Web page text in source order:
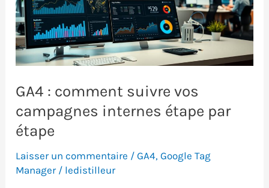
GA4 : comment suivre vos
campagnes internes étape par
étape
Laisser un commentaire /GA4,Google Tag
Manager/ ledistilleur